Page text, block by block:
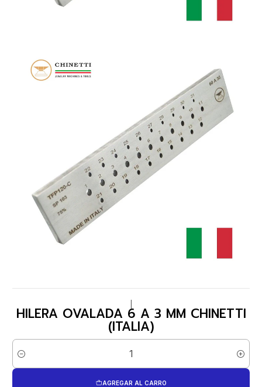
HILERA OVALADA 6 A 3 MM CHINETTI
(ITALIA)
Cantidad
AGREGAR AL CARRO